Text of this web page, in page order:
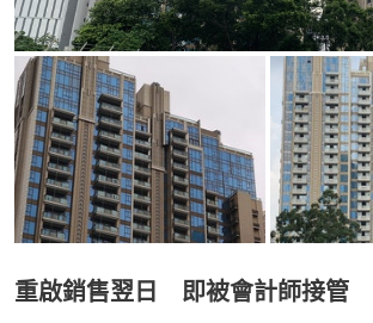
重啟銷售翌日 即被會計師接管